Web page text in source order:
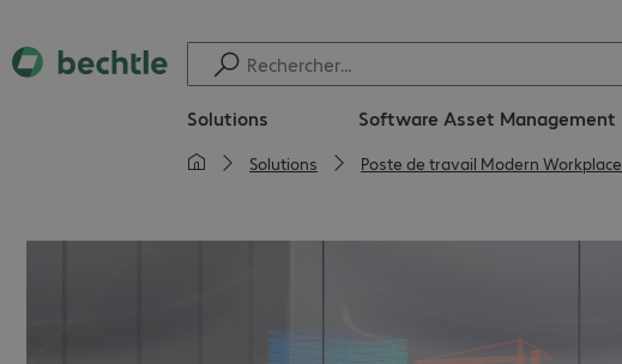
Solutions Software Asset Management
Solutions Poste de travail Modern Workplace